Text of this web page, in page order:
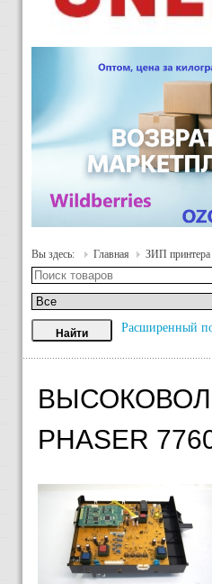
Вы здесь: Главная ЗИП принтера
Расширенный
PHASER